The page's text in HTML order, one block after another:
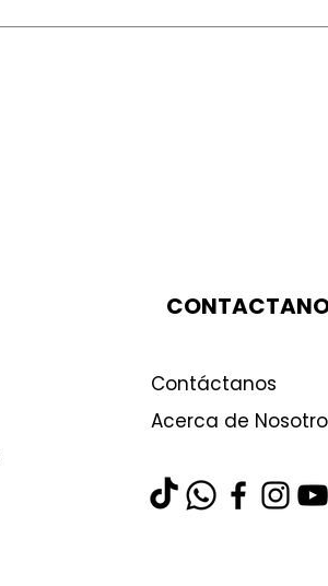
Contáctanos
Acerca de